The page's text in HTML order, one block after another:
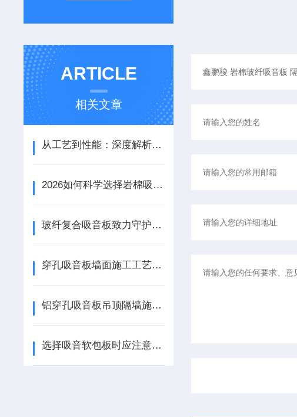
ARTICLE
相关文章
从工艺到性能：深度解析铝天花吸音板的结构优势与应用场景
2026如何科学选择岩棉吸音板：性能参数、安装工艺与场景适配
玻纤复合吸音板致力守护宁静资源
穿孔吸音板墙面施工工艺详解
铝穿孔吸音板吊顶隔墙施工工艺
选择吸音软包板时应注意以下几点